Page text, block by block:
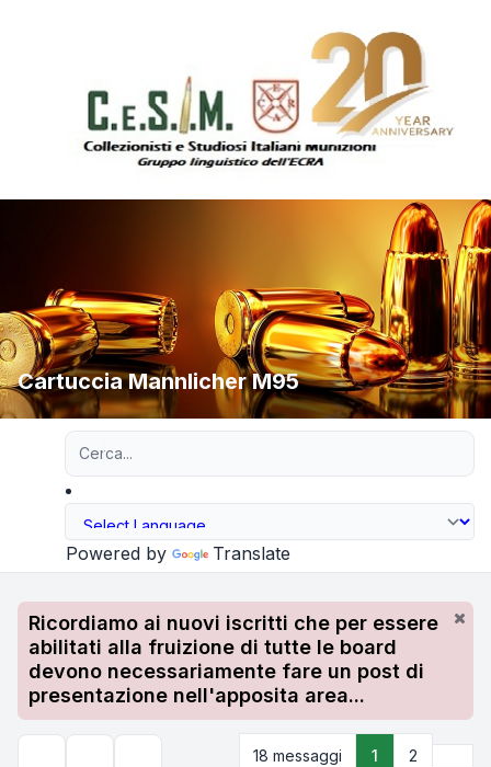
Cartuccia Mannlicher M95
Powered by Translate
Ricordiamo ai nuovi iscritti che per essere
abilitati alla fruizione di tutte le board
devono necessariamente fare un post di
presentazione nell'apposita area...
18 messaggi 1 2